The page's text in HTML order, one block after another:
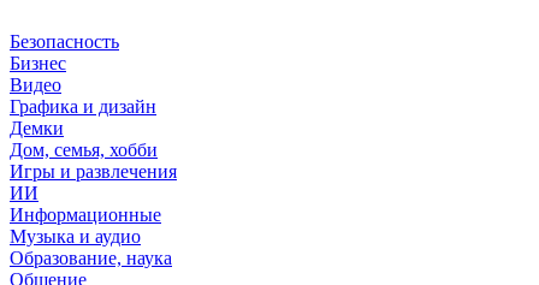
Безопасность
Бизнес
Видео
Графика и дизайн
Демки
Дом, семья, хобби
Игры и развлечения
ИИ
Информационные
Музыка и аудио
Образование, наука
Общение